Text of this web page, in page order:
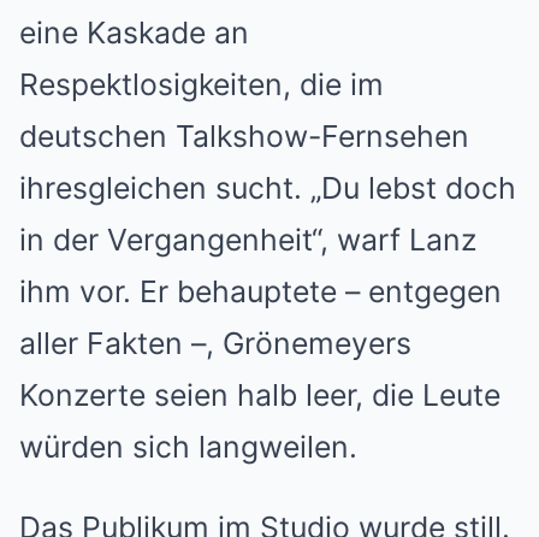
eine Kaskade an
Respektlosigkeiten, die im
deutschen Talkshow-Fernsehen
ihresgleichen sucht. „Du lebst doch
in der Vergangenheit“, warf Lanz
ihm vor. Er behauptete – entgegen
aller Fakten –, Grönemeyers
Konzerte seien halb leer, die Leute
würden sich langweilen.
Das Publikum im Studio wurde still.